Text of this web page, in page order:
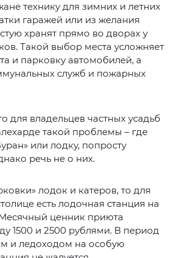
технику для зимних и летних
гаражей или из желания
хранят прямо во дворах у
Такой выбор места усложняет
и парковку автомобилей, а
служб и пожарных
для владельцев частных усадьб
такой проблемы – где
или лодку, попросту
речь не о них.
лодок и катеров, то для
есть лодочная станция на
ценник приюта
1500 и 2500 рублями. В период
и ледоходом на особую